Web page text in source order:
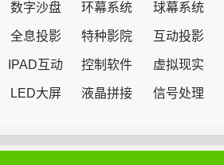
数字沙盘 环幕系统 球幕系统
全息投影 特种影院 互动投影
IPAD互动 控制软件 虚拟现实
LED大屏 液晶拼接 信号处理